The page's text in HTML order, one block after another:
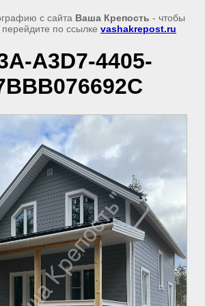
с сайта Ваша Крепость - чтобы
перейдите по ссылке vashakrepost.ru
A3D7-4405-